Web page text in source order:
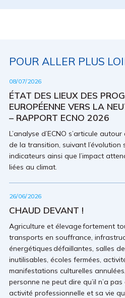
POUR ALLER PLUS
08/07/2026
ÉTAT DES LIEUX DES
EUROPÉENNE VERS LA
– RAPPORT ECNO 2026
L’analyse d’ECNO s’articule
de la transition, suivant l’évolution
indicateurs ainsi que l’impact
liées au climat.
26/06/2026
CHAUD DEVANT !
Agriculture et élevage fortement
transports en souffrance,
énergétiques défaillantes, salles
inutilisables, écoles fermées,
manifestations culturelles
personne ne peut dire qu’il n’a
activité professionnelle et sa vie